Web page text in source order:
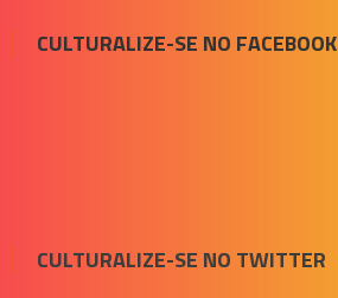
CULTURALIZE-SE NO FACEBOOK
CULTURALIZE-SE NO TWITTER